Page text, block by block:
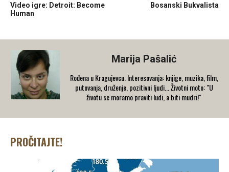
Video igre: Detroit: Become
Human
Bosanski Bukvalista
Marija Pašalić
​Rođena u Kragujevcu. Interesovanja: knjige, muzika, film,
putovanja, druženje, pozitivni ljudi... Životni moto: "U
životu se moramo praviti ludi, a biti mudri!"
PROČITAJTE!